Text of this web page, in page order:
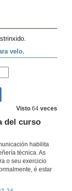
Visto 64 veces
del curso
habilita
técnica. As
o seu exercicio
é estar
Arquitectura ARM / Introducción a modos de direccionamiento